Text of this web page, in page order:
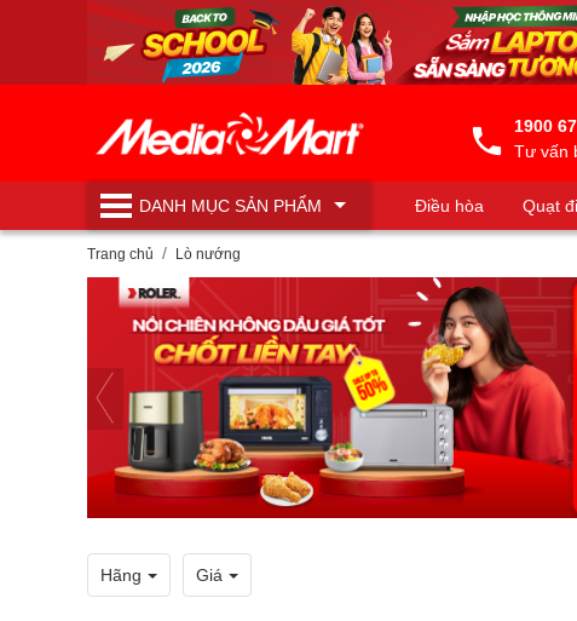
1900
Tư vấn
DANH MỤCSẢN PHẨM Điều hòa Quạt
Máy lọc nước
Trang chủ Lò nướng
Hãng Giá